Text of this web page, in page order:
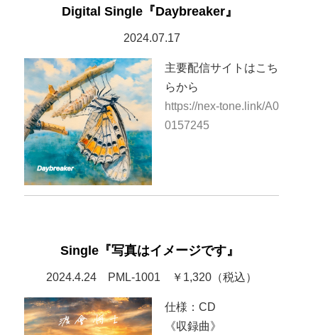
Digital Single『Daybreaker』
2024.07.17
主要配信サイトはこち
らから
https://nex-tone.link/A0
0157245
Single『写真はイメージです』
2024.4.24 PML-1001 ￥1,320（税込）
仕様：CD
《収録曲》